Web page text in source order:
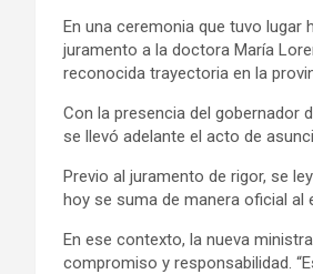
En una ceremonia que tuvo lugar
juramento a la doctora María
reconocida trayectoria en la
Con la presencia del gobernador
se llevó adelante el acto de
Previo al juramento de rigor, se
hoy se suma de manera oficial al
En ese contexto, la nueva
compromiso y responsabilidad.